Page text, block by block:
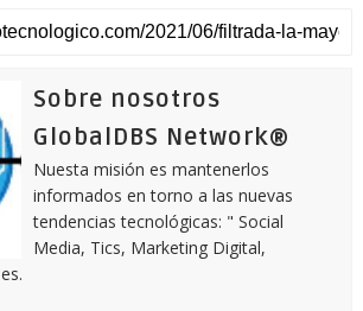
Sobre nosotros
GlobalDBS Network®
Nuesta misión es mantenerlos
informados en torno a las nuevas
tendencias tecnológicas: " Social
Media, Tics, Marketing Digital,